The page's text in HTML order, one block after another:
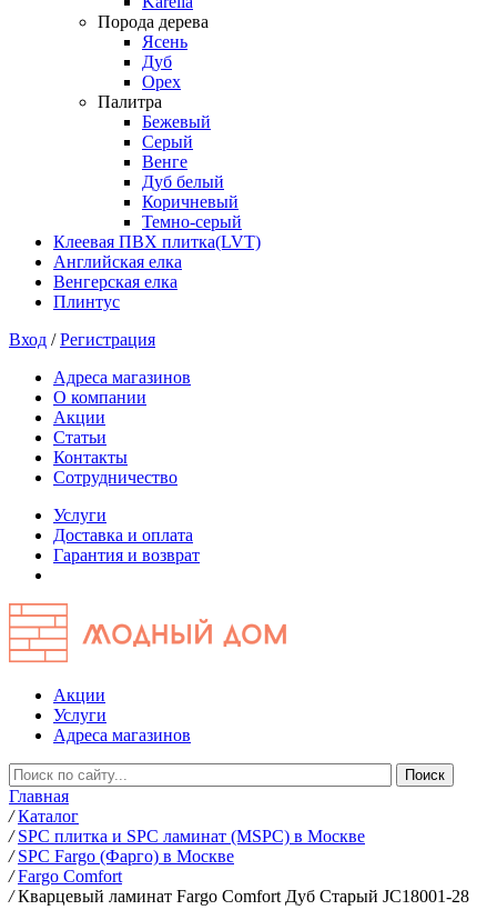
Порода дерева
Ясень
Дуб
Орех
Палитра
Бежевый
Серый
Венге
Дуб белый
Коричневый
Темно-серый
Клеевая ПВХ плитка(LVT)
Английская елка
Венгерская елка
Плинтус
Вход /Регистрация
Адреса магазинов
О компании
Акции
Статьи
Контакты
Сотрудничество
Услуги
Доставка и оплата
Гарантия и возврат
Акции
Услуги
Адреса магазинов
Главная
/ Каталог
/ SPC плитка и SPC ламинат (MSPC) в Москве
/ SPC Fargo (Фарго) в Москве
/ Fargo Comfort
/ Кварцевый ламинат Fargo Comfort Дуб Старый JC18001-28